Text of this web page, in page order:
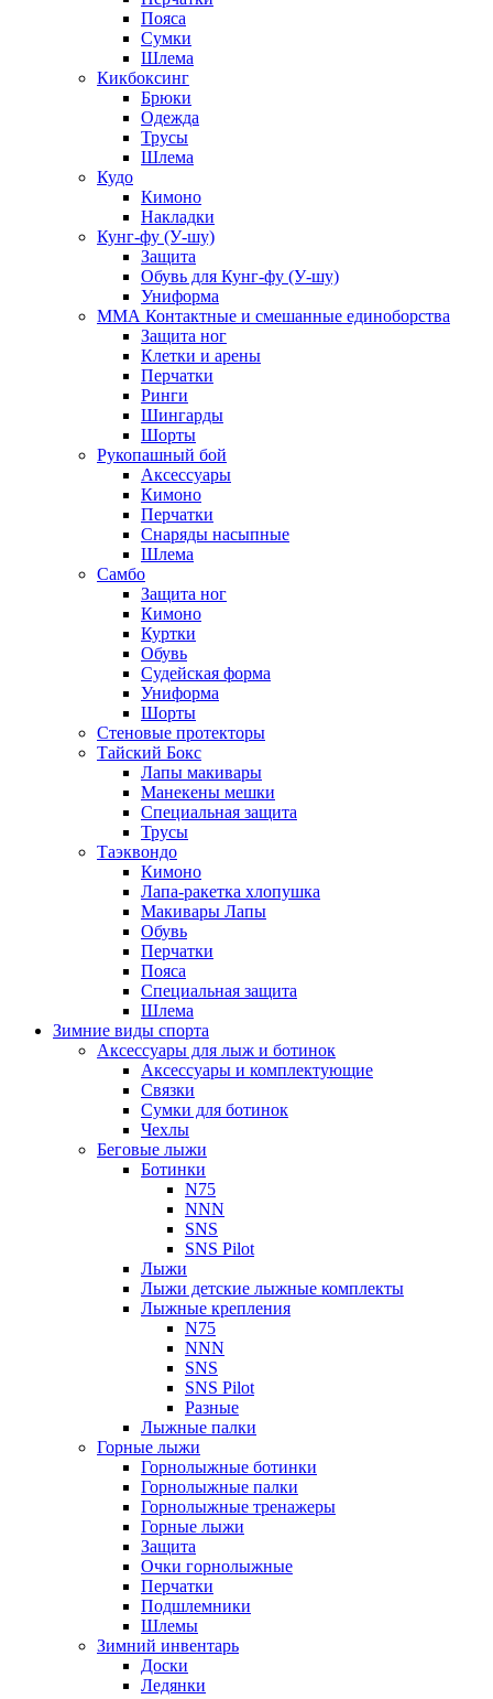
Пояса
Сумки
Шлема
Кикбоксинг
Брюки
Одежда
Трусы
Шлема
Кудо
Кимоно
Накладки
Кунг-фу (У-шу)
Защита
Обувь для Кунг-фу (У-шу)
Униформа
ММА Контактные и смешанные единоборства
Защита ног
Клетки и арены
Перчатки
Ринги
Шингарды
Шорты
Рукопашный бой
Аксессуары
Кимоно
Перчатки
Снаряды насыпные
Шлема
Самбо
Защита ног
Кимоно
Куртки
Обувь
Судейская форма
Униформа
Шорты
Стеновые протекторы
Тайский Бокс
Лапы макивары
Манекены мешки
Специальная защита
Трусы
Таэквондо
Кимоно
Лапа-ракетка хлопушка
Макивары Лапы
Обувь
Перчатки
Пояса
Специальная защита
Шлема
Зимние виды спорта
Аксессуары для лыж и ботинок
Аксессуары и комплектующие
Связки
Сумки для ботинок
Чехлы
Беговые лыжи
Ботинки
N75
NNN
SNS
SNS Pilot
Лыжи
Лыжи детские лыжные комплекты
Лыжные крепления
N75
NNN
SNS
SNS Pilot
Разные
Лыжные палки
Горные лыжи
Горнoлыжные ботинки
Горнолыжные палки
Горнолыжные тренажеры
Горные лыжи
Защита
Очки горнолыжные
Перчатки
Подшлемники
Шлемы
Зимний инвентарь
Доски
Ледянки